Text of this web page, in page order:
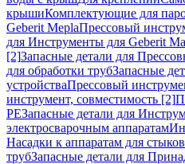
крышиКомплектующие для
Geberit MeplaПрессовый
для Инструменты для Geberit
[2]Запасные детали для
для обработки трубЗапасные
устройстваПрессовый
инструмент, совместимость [2]
PEЗапасные детали для
электросварочным аппаратам
Насадки к аппаратам для
трубЗапасные детали для